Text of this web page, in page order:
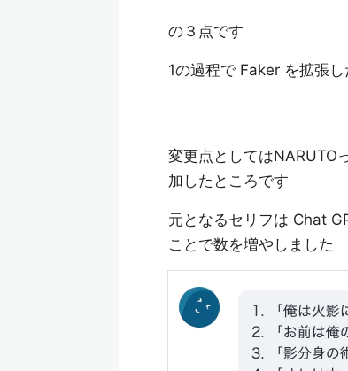
の３点です
1の過程で Faker を拡張
変更点としてはNARUTO
加したところです
元となるセリフは Chat
ことで数を増やしました